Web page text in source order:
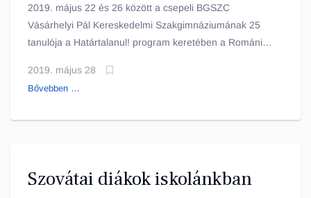
2019. május 22 és 26 között a csepeli BGSZC
Vásárhelyi Pál Kereskedelmi Szakgimnáziumának 25
tanulója a Határtalanul! program keretében a Romániai
5 napot.
2019. május 28
Bővebben …
Szovátai diákok iskolánkban